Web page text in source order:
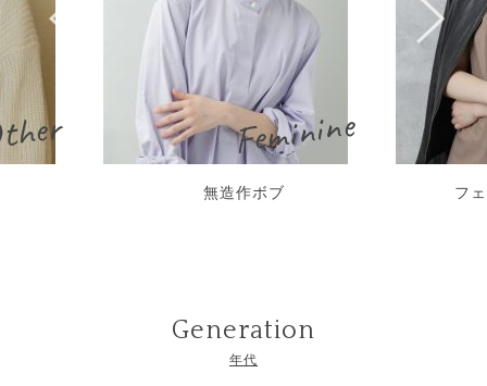
Feminine
無造作ボブ フ
Generation
年代